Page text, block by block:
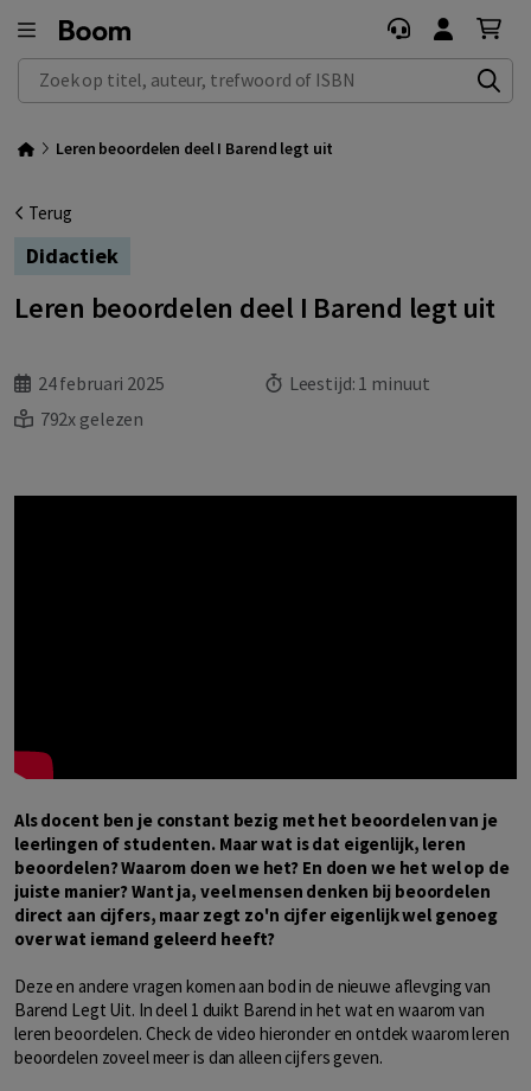
Zoek op titel, auteur, trefwoord of ISBN
Leren beoordelen deel I Barend legt uit
Terug
Didactiek
Leren beoordelen deel I Barend legt uit
24 februari 2025 Leestijd: 1 minuut
792x gelezen
Als docent ben je constant bezig met het beoordelen van je
leerlingen of studenten. Maar wat is dat eigenlijk, leren
beoordelen? Waarom doen we het? En doen we het wel op de
juiste manier? Want ja, veel mensen denken bij beoordelen
direct aan cijfers, maar zegt zo'n cijfer eigenlijk wel genoeg
over wat iemand geleerd heeft?
Deze en andere vragen komen aan bod in de nieuwe aflevging van
Barend Legt Uit. In deel 1 duikt Barend in het wat en waarom van
leren beoordelen. Check de video hieronder en ontdek waarom leren
beoordelen zoveel meer is dan alleen cijfers geven.